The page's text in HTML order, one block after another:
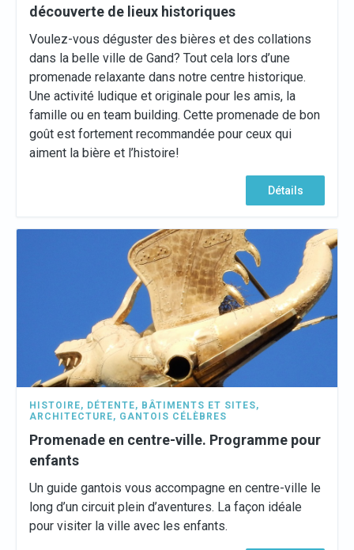
découverte de lieux historiques
Voulez-vous déguster des bières et des collations
dans la belle ville de Gand? Tout cela lors d’une
promenade relaxante dans notre centre historique.
Une activité ludique et originale pour les amis, la
famille ou en team building. Cette promenade de bon
goût est fortement recommandée pour ceux qui
aiment la bière et l’histoire!
Détails
HISTOIRE, DÉTENTE, BÂTIMENTS ET SITES,
ARCHITECTURE, GANTOIS CÉLÈBRES
Promenade en centre-ville. Programme pour
enfants
Un guide gantois vous accompagne en centre-ville le
long d’un circuit plein d’aventures. La façon idéale
pour visiter la ville avec les enfants.